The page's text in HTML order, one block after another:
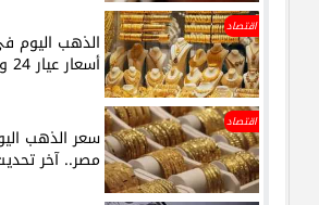
اقتصاد
الذهب اليوم
أسعار عيار 24 و21...
اقتصاد
سعر الذهب
مصر.. آخر